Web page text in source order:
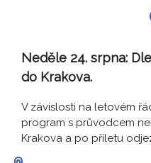
Neděle 24. srpna:
do Krakova.
V závislosti na letovém
program s průvodcem
Krakova a po příletu